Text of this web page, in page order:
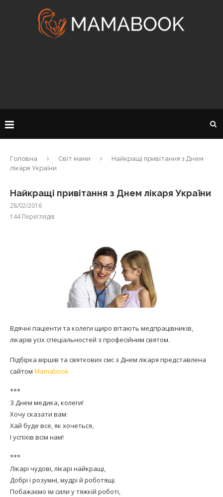
Головна Світ мами
Найкращі привітання з Днем
лікаря України
Найкращі привітання з Днем лікаря України
28/02/2016
144Переглядів
Вдячні паціенти та колеги щиро вітають медпрацівників,
лікарів усіх спеціальностей з професійним святом.
Підбірка віршів та святкових смс з Днем лікаря представлена
сайтом Mamabook
***
З Днем медика, колеги!
Хочу сказати вам:
Хай буде все, як хочеться,
І успіхів всім нам!
***
Лікарі чудові, лікарі найкращі,
Добрі і розумні, мудрі й роботящі.
Побажаємо їм сили у тяжкій роботі,